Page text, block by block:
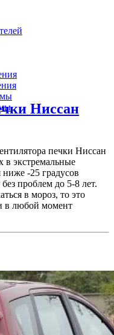
Ниссан
печки Ниссан
в экстремальные
ниже -25 градусов
проблем до 5-8 лет.
в мороз, то это
в любой момент